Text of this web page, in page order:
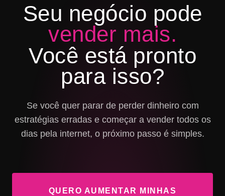
Seu negócio pode
vender mais.
Você está pronto
para isso?
Se você quer parar de perder dinheiro com
estratégias erradas e começar a vender todos os
dias pela internet, o próximo passo é simples.
QUERO AUMENTAR MINHAS